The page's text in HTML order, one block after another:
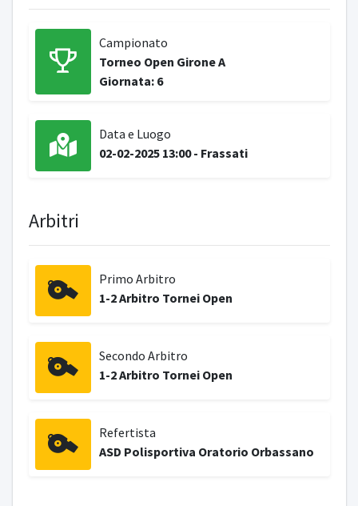
Campionato
Torneo Open Girone A
Giornata: 6
Data e Luogo
02-02-2025 13:00 - Frassati
Arbitri
Primo Arbitro
1-2 Arbitro Tornei Open
Secondo Arbitro
1-2 Arbitro Tornei Open
Refertista
ASD Polisportiva Oratorio Orbassano